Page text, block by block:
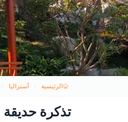
الرئيسية أستراليا
تذكرة